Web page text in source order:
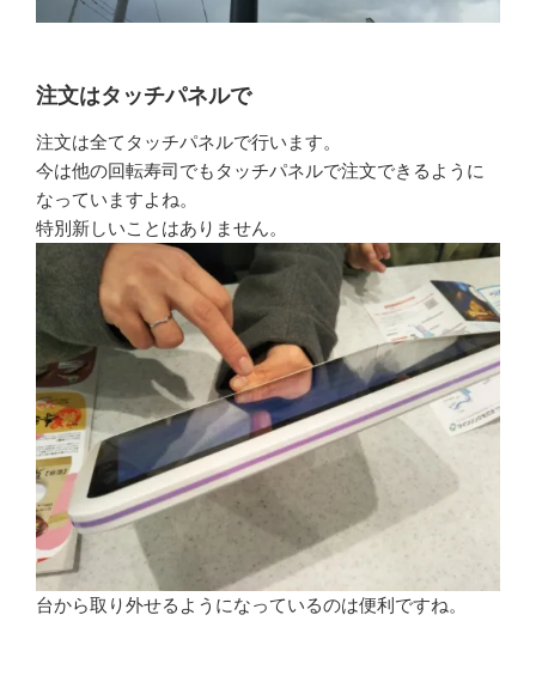
注文はタッチパネルで
注文は全てタッチパネルで行います。
今は他の回転寿司でもタッチパネルで注文できるように
なっていますよね。
特別新しいことはありません。
台から取り外せるようになっているのは便利ですね。